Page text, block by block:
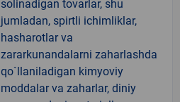
solinadigan tovarlar, shu
jumladan, spirtli ichimliklar,
hasharotlar va
zararkunandalarni zaharlashda
qo`llaniladigan kimyoviy
moddalar va zaharlar, diniy